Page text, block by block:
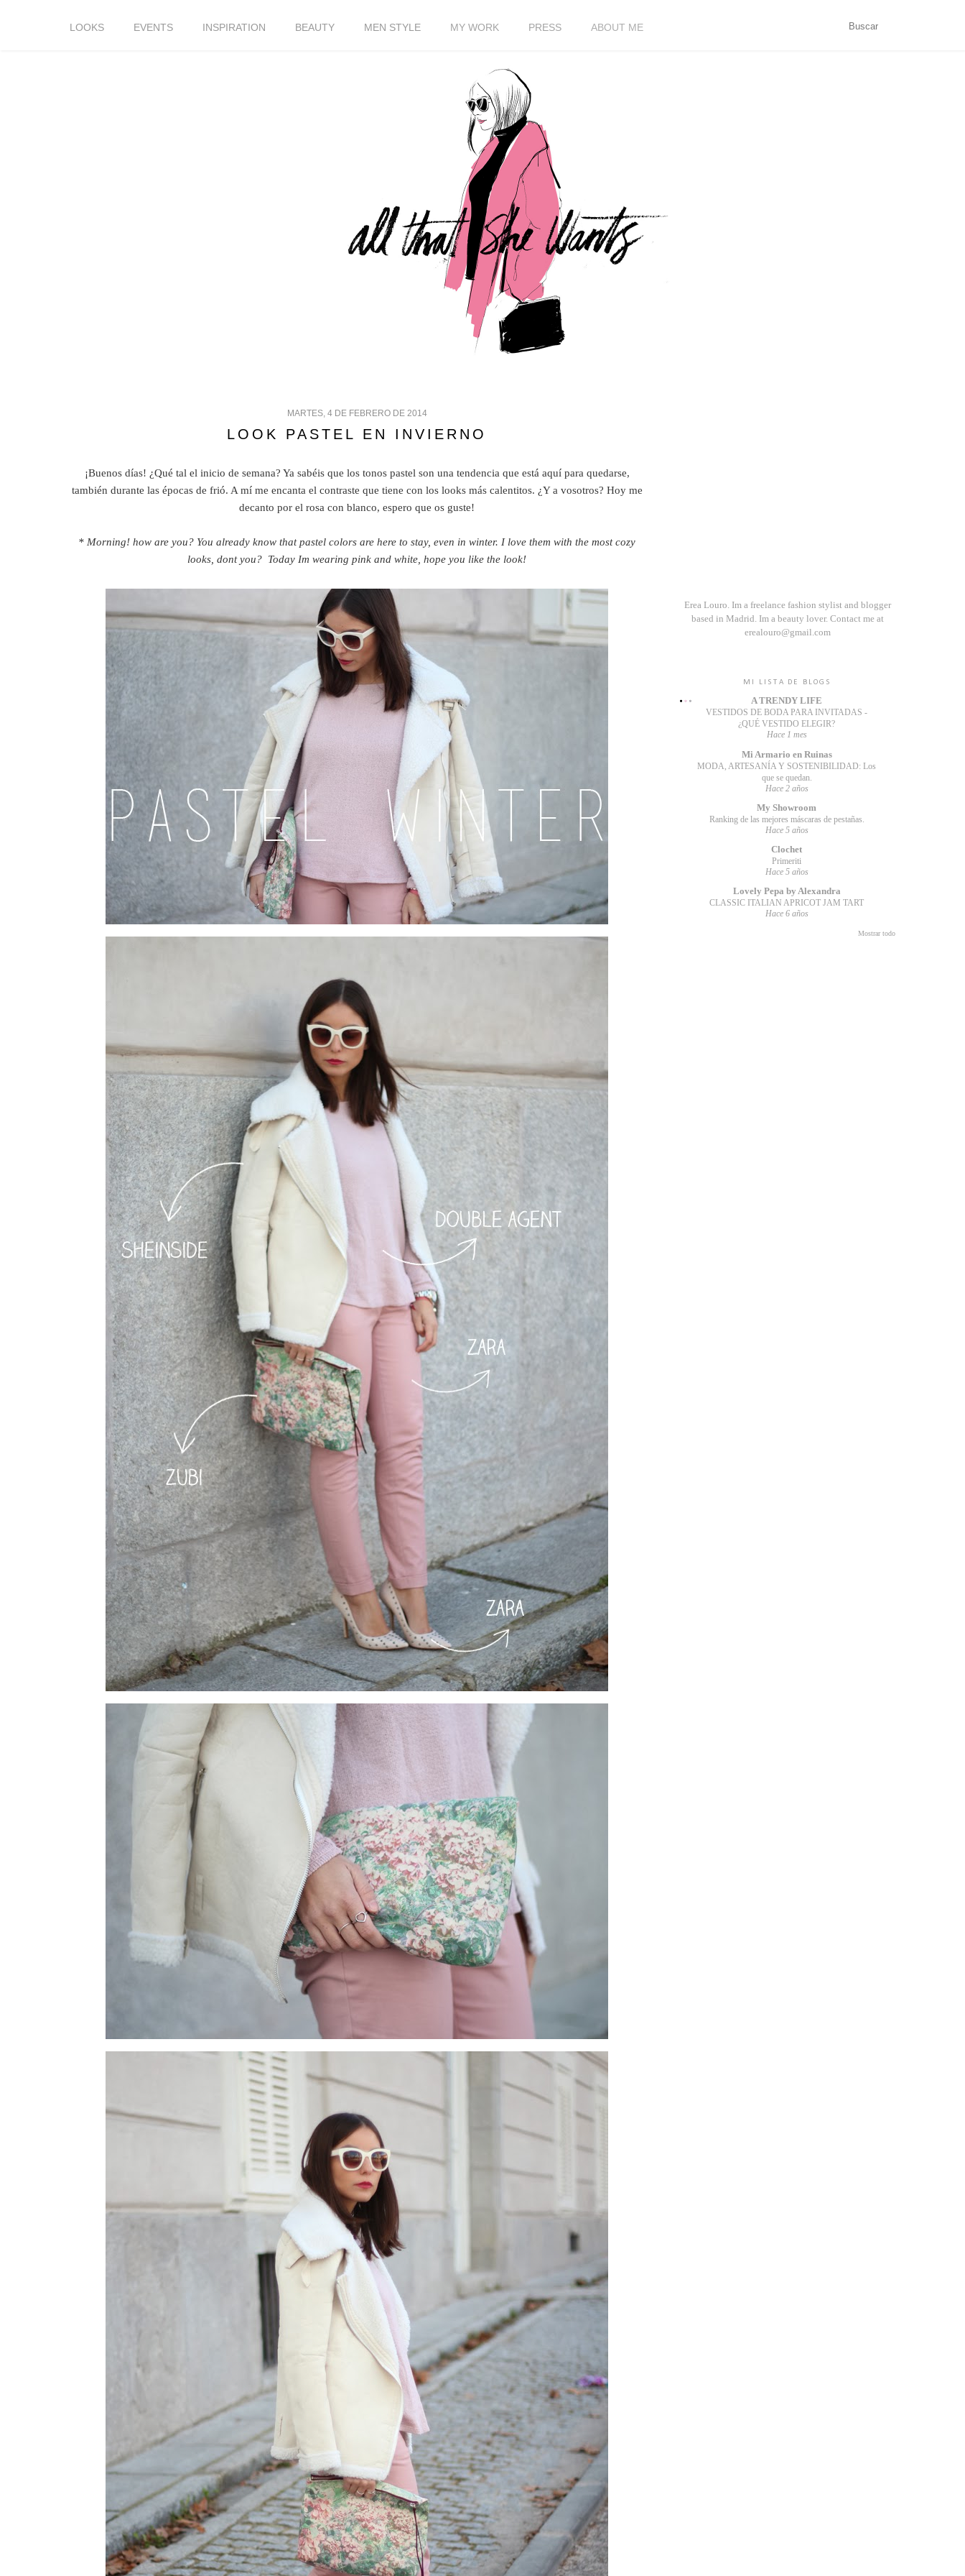
LOOKS EVENTS INSPIRATION BEAUTY MEN STYLE MY WORK PRESS ABOUT ME
MARTES, 4 DE FEBRERO DE 2014
LOOK PASTEL EN INVIERNO
¡Buenos días! ¿Qué tal el inicio de semana? Ya sabéis que los tonos pastel son una tendencia que está aquí para quedarse,
también durante las épocas de frió. A mí me encanta el contraste que tiene con los looks más calentitos. ¿Y a vosotros? Hoy me
decanto por el rosa con blanco, espero que os guste!
* Morning! how are you? You already know that pastel colors are here to stay, even in winter. I love them with the most cozy
looks, dont you? Today Im wearing pink and white, hope you like the look!
Erea Louro. Im a freelance fashion stylist and blogger
based in Madrid. Im a beauty lover. Contact me at
erealouro@gmail.com
MI LISTA DE BLOGS
A TRENDY LIFE
VESTIDOS DE BODA PARA INVITADAS -
¿QUÉ VESTIDO ELEGIR?
Hace 1 mes
Mi Armario en Ruinas
MODA, ARTESANÍA Y SOSTENIBILIDAD: Los
que se quedan.
Hace 2 años
My Showroom
Ranking de las mejores máscaras de pestañas.
Hace 5 años
Clochet
Primeriti
Hace 5 años
Lovely Pepa by Alexandra
CLASSIC ITALIAN APRICOT JAM TART
Hace 6 años
Mostrar todo